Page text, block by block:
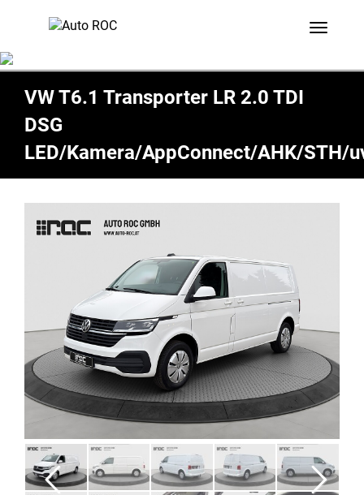
Toggle
VW T6.1 Transporter LR 2.0 TDI
DSG
LED/Kamera/AppConnect/AHK/STH/